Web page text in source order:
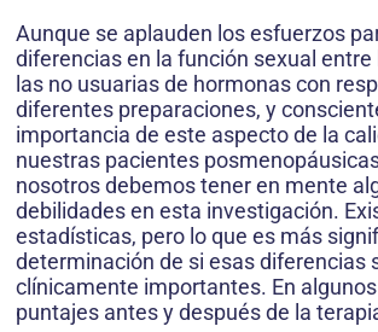
Aunque se aplauden los esfuerzos
diferencias en la función sexual entre
las no usuarias de hormonas con
diferentes preparaciones, y
importancia de este aspecto de la
nuestras pacientes
nosotros debemos tener en mente
debilidades en esta investigación.
estadísticas, pero lo que es más
determinación de si esas diferencias
clínicamente importantes. En
puntajes antes y después de la